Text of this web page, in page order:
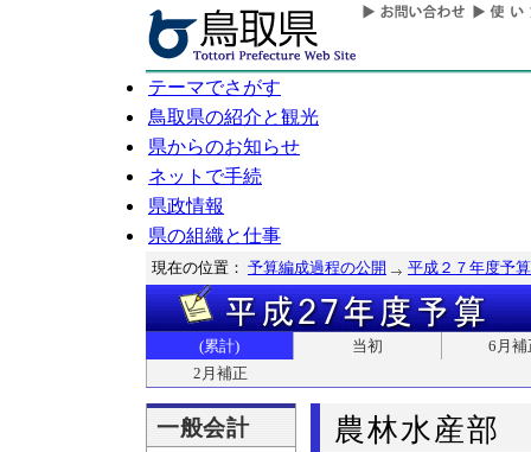
テーマでさがす
鳥取県の紹介と観光
県からのお知らせ
ネットで手続
県政情報
県の組織と仕事
現在の位置： 予算編成過程の公開 平成２７年度予算
(累計) 当初
6月補
2月補正
一般会計 農林水産部